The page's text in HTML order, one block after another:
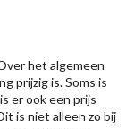
het algemeen
prijzig is. Soms is
er ook een prijs
is niet alleen zo bij